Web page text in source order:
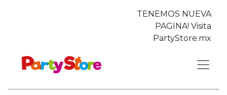
TENEMOS NUEVA
PAGINA! Visita
PartyStore.mx